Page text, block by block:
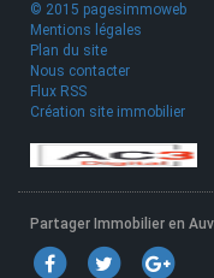
© 2015 pagesimmoweb
Mentions légales
Plan du site
Nous contacter
Flux RSS
Création site immobilier
Partager Immobilier en